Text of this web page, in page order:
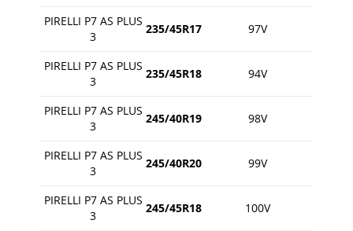
PIRELLI P7 AS PLUS
3
235/45R17 97V
PIRELLI P7 AS PLUS
3
235/45R18 94V
PIRELLI P7 AS PLUS
3
245/40R19 98V
PIRELLI P7 AS PLUS
3
245/40R20 99V
PIRELLI P7 AS PLUS
3
245/45R18 100V